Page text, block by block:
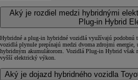
Aký je rozdiel medzi hybridnými
Plug-in Hybrid
Hybridné a plug-in hybridné vozidlá využívajú podobnú
vozidlá plynule prepínajú medzi dvoma zdrojmi
hybridným akumulátorom. Vozidlá Plug-in Hybrid však
vyšší elektrický výkon.
Aký je dojazd hybridného vozidla